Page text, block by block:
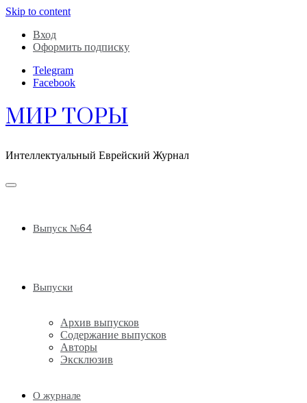
Skip to content
Вход
Оформить подписку
Telegram
Facebook
МИР ТОРЫ
Интеллектуальный Еврейский Журнал
Выпуск №64
Выпуски
Архив выпусков
Содержание выпусков
Авторы
Эксклюзив
О журнале